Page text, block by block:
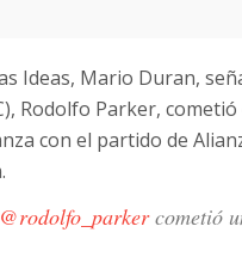
Ideas, Mario Duran,
Rodolfo Parker,
con el partido de
@rodolfo_parkercometió